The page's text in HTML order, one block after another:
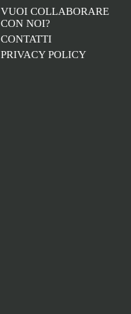
VUOI COLLABORARE
CON NOI?
CONTATTI
PRIVACY POLICY